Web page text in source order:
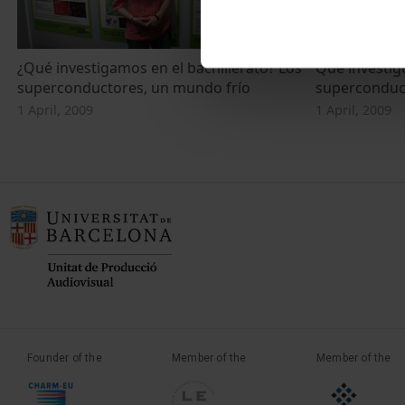
¿Qué investigamos en el bachillerato? Los
superconductores, un mundo frío
1 April, 2009
Què
1 April, 2009
Founder of the Member of the Member of the